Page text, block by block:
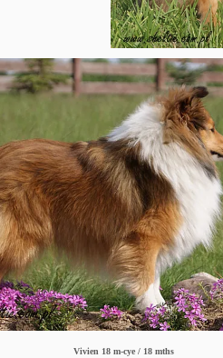
Vivien 18 m-cye / 18 mths